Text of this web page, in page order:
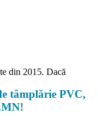
din 2015. Dacă
tâmplărie PVC,